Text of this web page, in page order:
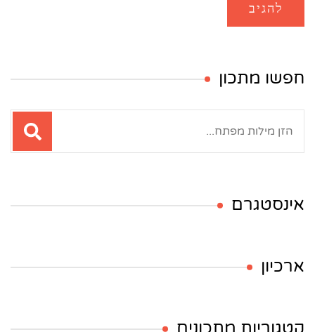
חפשו מתכון
אינסטגרם
ארכיון